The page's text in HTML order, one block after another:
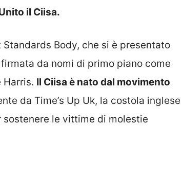
il Ciisa.
Body, che si è presentato
da nomi di primo piano come
Harris. Il Ciisa è nato dal movimento
da Time’s Up Uk, la costola inglese
sostenere le vittime di molestie